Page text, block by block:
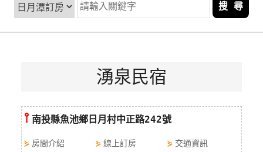
全
搜 尋
湧泉民宿
⫯ 南投縣魚池鄉日月村中正路242號
⋟ 房間介紹 ⋟ 線上訂房 ⋟ 交通資訊